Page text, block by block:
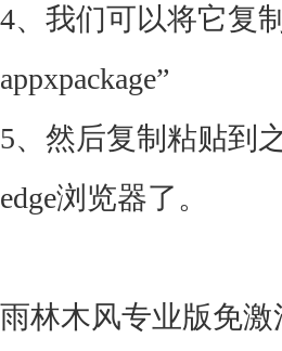
4、我们可以将它复
appxpackage”
5、然后复制粘贴到
edge浏览器了。
雨林木风专业版免激